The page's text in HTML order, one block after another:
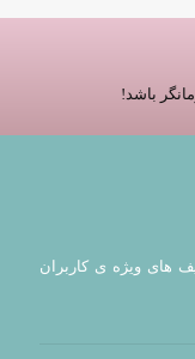
باشد!
های ويژه ى كاربران